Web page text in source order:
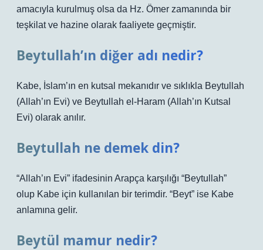
amacıyla kurulmuş olsa da Hz. Ömer zamanında bir
teşkilat ve hazine olarak faaliyete geçmiştir.
Beytullah’ın diğer adı nedir?
Kabe, İslam’ın en kutsal mekanıdır ve sıklıkla Beytullah
(Allah’ın Evi) ve Beytullah el-Haram (Allah’ın Kutsal
Evi) olarak anılır.
Beytullah ne demek din?
“Allah’ın Evi” ifadesinin Arapça karşılığı “Beytullah”
olup Kabe için kullanılan bir terimdir. “Beyt” ise Kabe
anlamına gelir.
Beytül mamur nedir?